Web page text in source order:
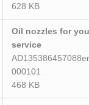
628 KB
Oil nozzles for
service
000101
468 KB